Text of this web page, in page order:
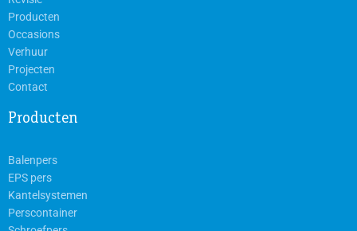
Producten
Occasions
Verhuur
Projecten
Contact
Producten
Balenpers
EPS pers
Kantelsystemen
Perscontainer